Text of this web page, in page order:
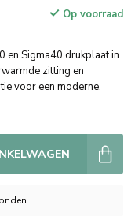
Op voorraad
en Sigma40 drukplaat in
zitting en
voor een moderne,